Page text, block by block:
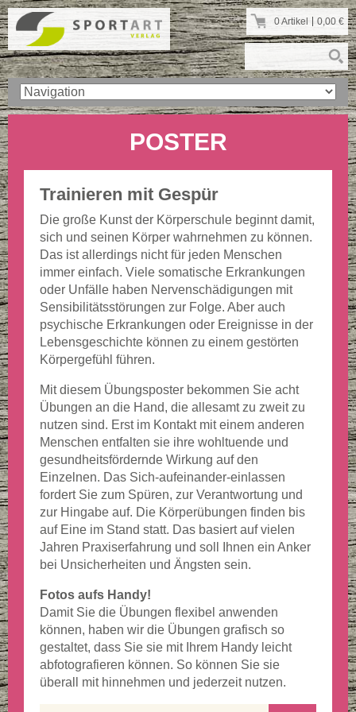
0 Artikel 0,00 €
POSTER
Trainieren mit Gespür
Die große Kunst der Körperschule beginnt damit,
sich und seinen Körper wahrnehmen zu können.
Das ist allerdings nicht für jeden Menschen
immer einfach. Viele somatische Erkrankungen
oder Unfälle haben Nervenschädigungen mit
Sensibilitätsstörungen zur Folge. Aber auch
psychische Erkrankungen oder Ereignisse in der
Lebensgeschichte können zu einem gestörten
Körpergefühl führen.
Mit diesem Übungsposter bekommen Sie acht
Übungen an die Hand, die allesamt zu zweit zu
nutzen sind. Erst im Kontakt mit einem anderen
Menschen entfalten sie ihre wohltuende und
gesundheitsfördernde Wirkung auf den
Einzelnen. Das Sich-aufeinander-einlassen
fordert Sie zum Spüren, zur Verantwortung und
zur Hingabe auf. Die Körperübungen finden bis
auf Eine im Stand statt. Das basiert auf vielen
Jahren Praxiserfahrung und soll Ihnen ein Anker
bei Unsicherheiten und Ängsten sein.
Fotos aufs Handy!
Damit Sie die Übungen flexibel anwenden
können, haben wir die Übungen grafisch so
gestaltet, dass Sie sie mit Ihrem Handy leicht
abfotografieren können. So können Sie sie
überall mit hinnehmen und jederzeit nutzen.